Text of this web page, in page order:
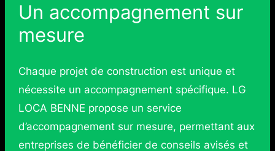
Un accompagnement sur
mesure
Chaque projet de construction est unique et
nécessite un accompagnement spécifique. LG
LOCA BENNE propose un service
d’accompagnement sur mesure, permettant aux
entreprises de bénéficier de conseils avisés et